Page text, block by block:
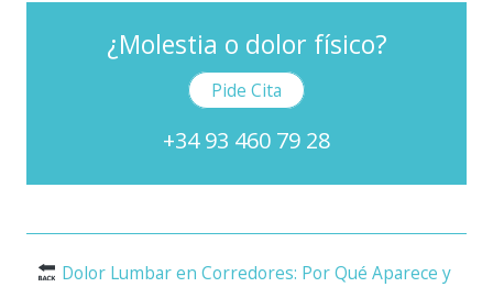
¿Molestia o dolor físico?
Pide Cita
+34 93 460 79 28
Dolor Lumbar en Corredores: Por Qué Aparece y